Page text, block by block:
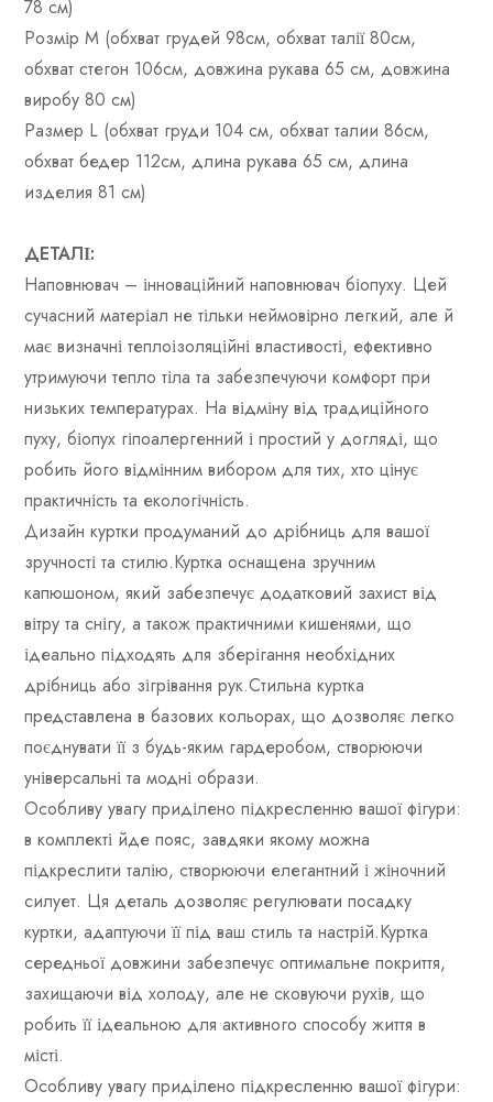
78 см)
Розмір М (обхват грудей 98см, обхват талії 80см,
обхват стегон 106см, довжина рукава 65 см, довжина
виробу 80 см)
Размер L (обхват груди 104 см, обхват талии 86см,
обхват бедер 112см, длина рукава 65 см, длина
изделия 81 см)
ДЕТАЛІ:
Наповнювач – інноваційний наповнювач біопуху. Цей
сучасний матеріал не тільки неймовірно легкий, але й
має визначні теплоізоляційні властивості, ефективно
утримуючи тепло тіла та забезпечуючи комфорт при
низьких температурах. На відміну від традиційного
пуху, біопух гіпоалергенний і простий у догляді, що
робить його відмінним вибором для тих, хто цінує
практичність та екологічність.
Дизайн куртки продуманий до дрібниць для вашої
зручності та стилю.Куртка оснащена зручним
капюшоном, який забезпечує додатковий захист від
вітру та снігу, а також практичними кишенями, що
ідеально підходять для зберігання необхідних
дрібниць або зігрівання рук.Стильна куртка
представлена в базових кольорах, що дозволяє легко
поєднувати її з будь-яким гардеробом, створюючи
універсальні та модні образи.
Особливу увагу приділено підкресленню вашої фігури:
в комплекті йде пояс, завдяки якому можна
підкреслити талію, створюючи елегантний і жіночний
силует. Ця деталь дозволяє регулювати посадку
куртки, адаптуючи її під ваш стиль та настрій.Куртка
середньої довжини забезпечує оптимальне покриття,
захищаючи від холоду, але не сковуючи рухів, що
робить її ідеальною для активного способу життя в
місті.
Особливу увагу приділено підкресленню вашої фігури: